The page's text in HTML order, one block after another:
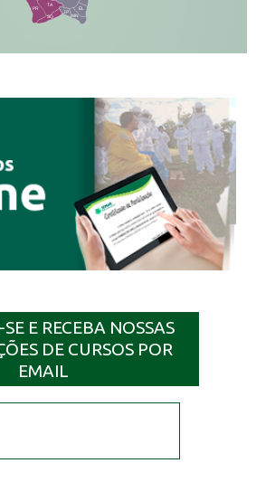
EL
JP
PR
TA
SQ MN
E RECEBA NOSSAS
DE CURSOS POR
EMAIL